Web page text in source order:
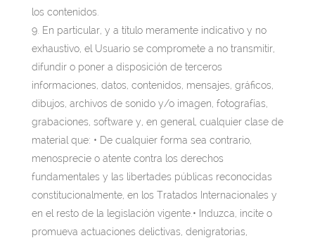
los contenidos.
En particular, y a título meramente indicativo y no
exhaustivo, el Usuario se compromete a no transmitir,
difundir o poner a disposición de terceros
informaciones, datos, contenidos, mensajes, gráficos,
dibujos, archivos de sonido y/o imagen, fotografías,
grabaciones, software y, en general, cualquier clase de
material que: • De cualquier forma sea contrario,
menosprecie o atente contra los derechos
fundamentales y las libertades públicas reconocidas
constitucionalmente, en los Tratados Internacionales y
en el resto de la legislación vigente.• Induzca, incite o
promueva actuaciones delictivas, denigratorias,